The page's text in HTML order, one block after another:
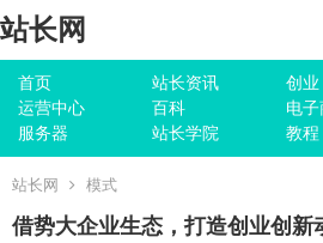
站长网
首页 站长资讯 创业
运营中心
百科 电子
服务器
站长学院 教程
站长网 模式
借势大企业生态，打造创业创新